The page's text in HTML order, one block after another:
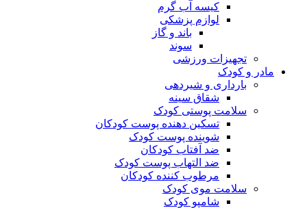
کیسه آب گرم
لوازم پزشکی
باند و گاز
سوند
تجهیزات ورزشی
مادر و کودک
بارداری و شیردهی
شقاق سینه
سلامت پوستی کودک
تسکین دهنده پوست کودکان
شوینده پوست کودک
ضد آفتاب کودکان
ضد التهاب پوست کودک
مرطوب کننده کودکان
سلامت موی کودک
شامپو کودک